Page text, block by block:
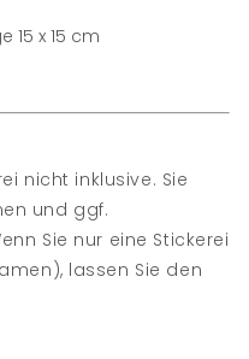
15 x 15 cm
nicht inklusive. Sie
und ggf.
Sie nur eine Stickerei
lassen Sie den